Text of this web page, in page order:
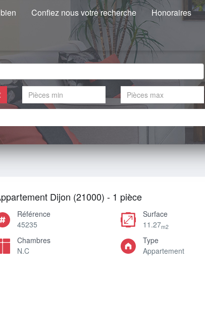
Confiez nous votre recherche Honoraires
Dijon (21000) - 1 pièce
Référence
45235
Surface
11.27m2
Chambres
N.C
Type
Appartement